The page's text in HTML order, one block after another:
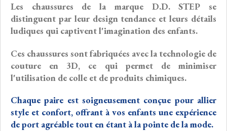
Les chaussures de la marque D.D. STEP se
distinguent par leur design tendance et leurs détails
ludiques qui captivent l'imagination des enfants.
Ces chaussures sont fabriquées avec la technologie de
couture en 3D, ce qui permet de minimiser
l'utilisation de colle et de produits chimiques.
Chaque paire est soigneusement conçue pour allier
style et confort, offrant à vos enfants une expérience
de port agréable tout en étant à la pointe de la mode.